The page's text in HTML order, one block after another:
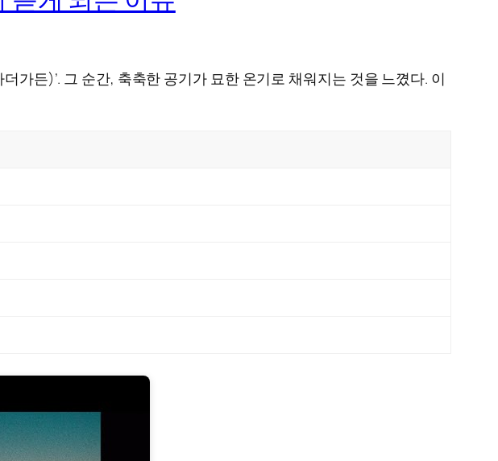
가든)’. 그 순간, 축축한 공기가 묘한 온기로 채워지는 것을 느꼈다. 이